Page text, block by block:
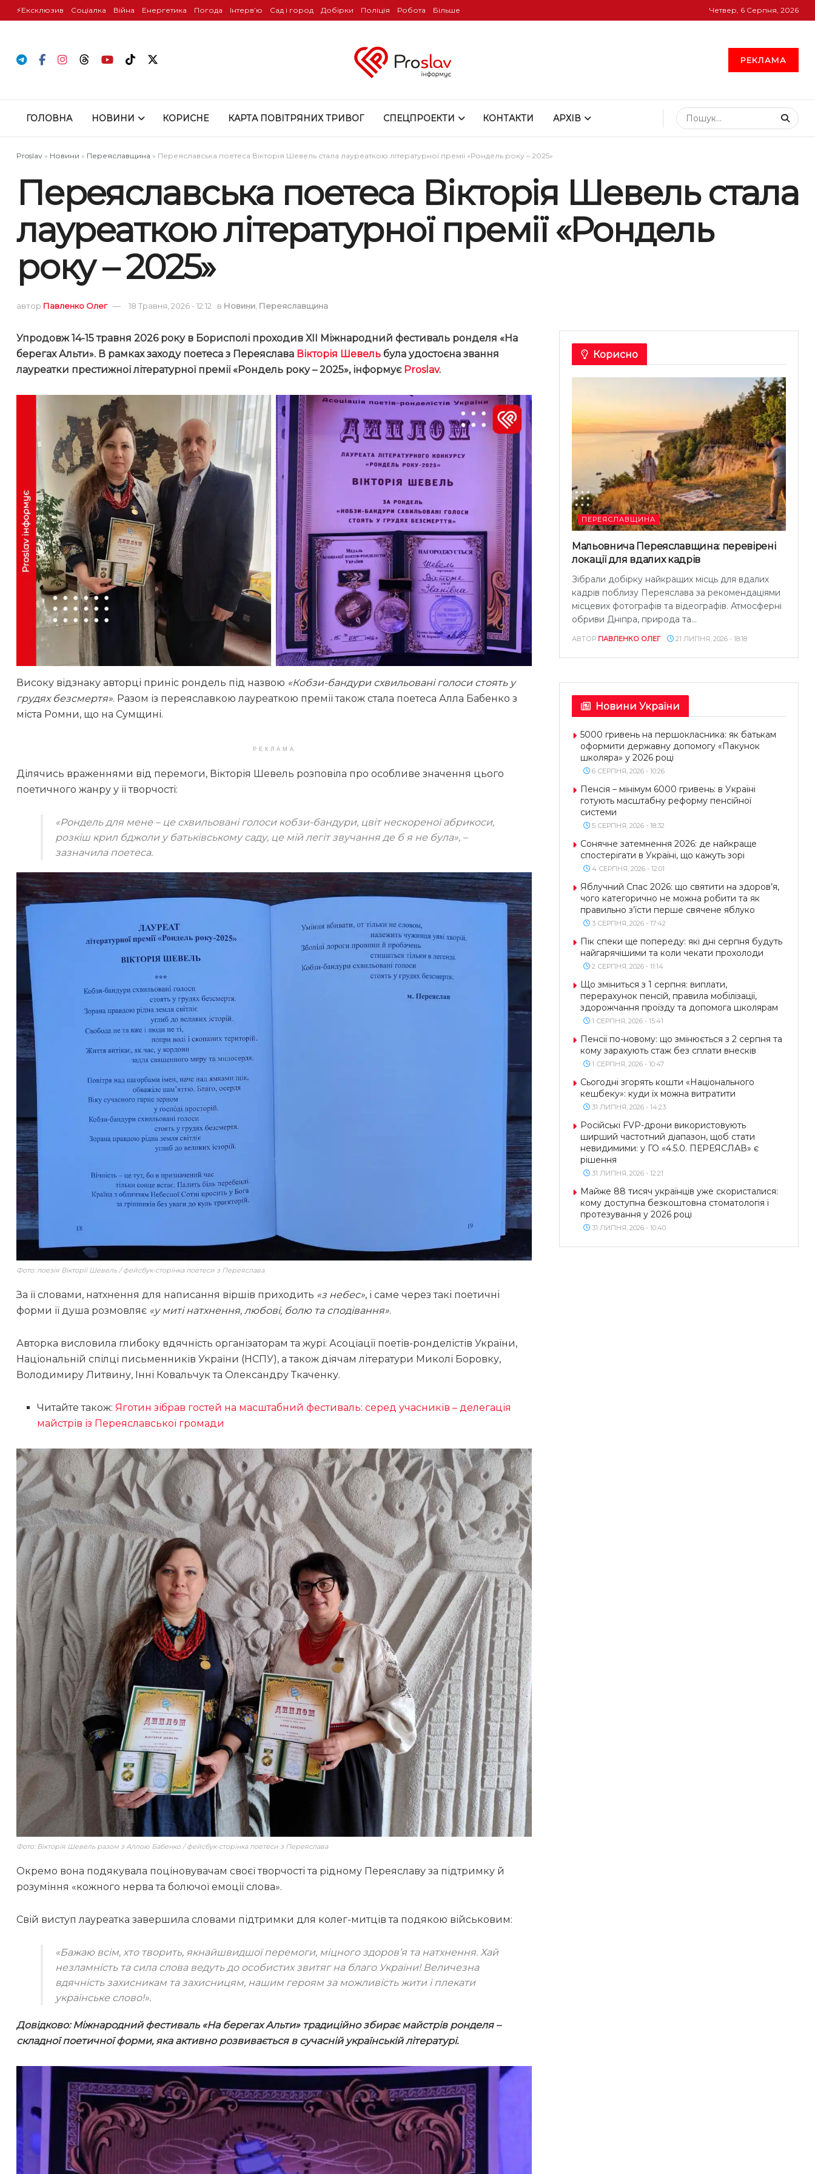
⚡️Ексклюзив Соціалка Війна Енергетика Погода Інтервʼю Сад і город Добірки Поліція Робота Більше Четвер, 6 Серпня, 2026
РЕКЛАМА
ГОЛОВНА НОВИНИ КОРИСНЕ КАРТА ПОВІТРЯНИХ ТРИВОГ СПЕЦПРОЕКТИ КОНТАКТИ АРХІВ
Proslav » Новини » Переяславщина » Переяславська поетеса Вікторія Шевель стала лауреаткою літературної премії «Рондель року – 2025»
Переяславська поетеса Вікторія Шевель стала
лауреаткою літературної премії «Рондель
року – 2025»
автор Павленко Олег 18 Травня, 2026 - 12:12 в Новини, Переяславщина
Упродовж 14-15 травня 2026 року в Борисполі проходив ХІІ Міжнародний фестиваль ронделя «На
берегах Альти». В рамках заходу поетеса з Переяслава Вікторія Шевель була удостоєна звання
лауреатки престижної літературної премії «Рондель року – 2025», інформує Proslav.
Високу відзнаку авторці приніс рондель під назвою «Кобзи-бандури схвильовані голоси стоять у
грудях безсмертя». Разом із переяславкою лауреаткою премії також стала поетеса Алла Бабенко з
міста Ромни, що на Сумщині.
РЕКЛАМА
Ділячись враженнями від перемоги, Вікторія Шевель розповіла про особливе значення цього
поетичного жанру у її творчості:
«Рондель для мене – це схвильовані голоси кобзи-бандури, цвіт нескореної абрикоси,
розкіш крил бджоли у батьківському саду, це мій легіт звучання де б я не була», –
зазначила поетеса.
Фото: поезія Вікторії Шевель / фейсбук-сторінка поетеси з Переяслава
За її словами, натхнення для написання віршів приходить «з небес», і саме через такі поетичні
форми її душа розмовляє «у миті натхнення, любові, болю та сподівання».
Авторка висловила глибоку вдячність організаторам та журі: Асоціації поетів-ронделістів України,
Національній спілці письменників України (НСПУ), а також діячам літератури Миколі Боровку,
Володимиру Литвину, Інні Ковальчук та Олександру Ткаченку.
Читайте також:Яготин зібрав гостей на масштабний фестиваль: серед учасників – делегація
майстрів із Переяславської громади
Фото: Вікторія Шевель разом з Аллою Бабенко / фейсбук-сторінка поетеси з Переяслава
Окремо вона подякувала поціновувачам своєї творчості та рідному Переяславу за підтримку й
розуміння «кожного нерва та болючої емоції слова».
Свій виступ лауреатка завершила словами підтримки для колег-митців та подякою військовим:
«Бажаю всім, хто творить, якнайшвидшої перемоги, міцного здоров’я та натхнення. Хай
незламність та сила слова ведуть до особистих звитяг на благо України! Величезна
вдячність захисникам та захисницям, нашим героям за можливість жити і плекати
українське слово!».
Довідково: Міжнародний фестиваль «На берегах Альти» традиційно збирає майстрів ронделя –
складної поетичної форми, яка активно розвивається в сучасній українській літературі.
Корисно
ПЕРЕЯСЛАВЩИНА
Мальовнича Переяславщина: перевірені
локації для вдалих кадрів
Зібрали добірку найкращих місць для вдалих
кадрів поблизу Переяслава за рекомендаціями
місцевих фотографів та відеографів. Атмосферні
обриви Дніпра, природа та...
АВТОР ПАВЛЕНКО ОЛЕГ 21 ЛИПНЯ, 2026 - 18:18
Новини України
5000 гривень на першокласника: як батькам
оформити державну допомогу «Пакунок
школяра» у 2026 році
6 СЕРПНЯ, 2026 - 10:26
Пенсія – мінімум 6000 гривень: в Україні
готують масштабну реформу пенсійної
системи
5 СЕРПНЯ, 2026 - 18:32
Сонячне затемнення 2026: де найкраще
спостерігати в Україні, що кажуть зорі
4 СЕРПНЯ, 2026 - 12:01
Яблучний Спас 2026: що святити на здоров’я,
чого категорично не можна робити та як
правильно з’їсти перше свячене яблуко
3 СЕРПНЯ, 2026 - 17:42
Пік спеки ще попереду: які дні серпня будуть
найгарячішими та коли чекати прохолоди
2 СЕРПНЯ, 2026 - 11:14
Що зміниться з 1 серпня: виплати,
перерахунок пенсій, правила мобілізації,
здорожчання проїзду та допомога школярам
1 СЕРПНЯ, 2026 - 15:41
Пенсії по-новому: що змінюється з 2 серпня та
кому зарахують стаж без сплати внесків
1 СЕРПНЯ, 2026 - 10:47
Сьогодні згорять кошти «Національного
кешбеку»: куди їх можна витратити
31 ЛИПНЯ, 2026 - 14:23
Російські FVP-дрони використовують
ширший частотний діапазон, щоб стати
невидимими: у ГО «4.5.0. ПЕРЕЯСЛАВ» є
рішення
31 ЛИПНЯ, 2026 - 12:21
Майже 88 тисяч українців уже скористалися:
кому доступна безкоштовна стоматологія і
протезування у 2026 році
31 ЛИПНЯ, 2026 - 10:40